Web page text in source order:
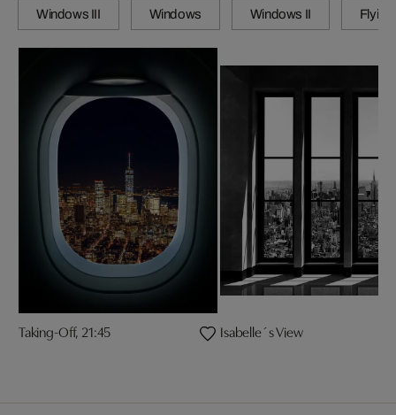
Windows III Windows Windows II Flying
Taking-Off, 21:45 Isabelle´s View